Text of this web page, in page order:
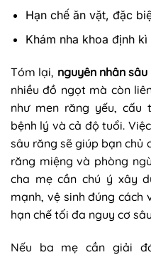
Hạn chế ăn vặt, đặc
Khám nha khoa định
Tóm lại, nguyên nhân
nhiều đồ ngọt mà còn
như men răng yếu, cấu
bệnh lý và cả độ tuổi.
sâu răng sẽ giúp bạn chủ
răng miệng và phòng
cha mẹ cần chú ý xây
mạnh, vệ sinh đúng
hạn chế tối đa nguy cơ
Nếu ba mẹ cần giải